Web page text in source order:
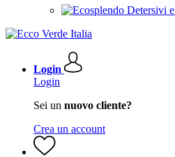
Detersivi
Login
Login
Sei un nuovo cliente?
Crea un account